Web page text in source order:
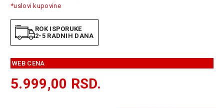
KOMPONENTE
RAČUNARSKE
*uslovi kupovine
ROK ISPORUKE
2-5 RADNIH DANA
WEB CENA
5.999,00 RSD.